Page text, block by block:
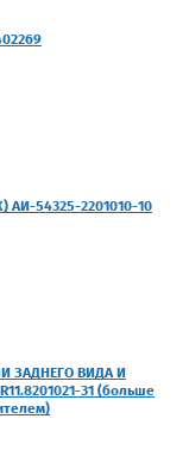
54325-2201010-10
ЗАДНЕГО ВИДА И
31 (больше